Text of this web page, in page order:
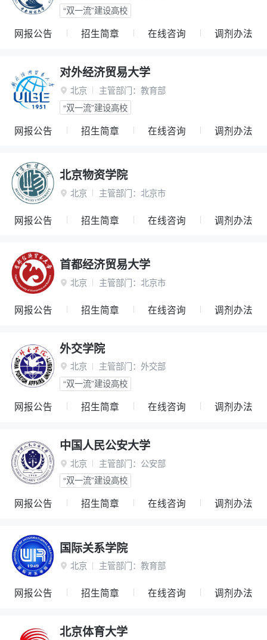
“双一流”建设高校
网报公告 招生简章 在线咨询 调剂办法
对外经济贸易大学
 北京 主管部门： 教育部
“双一流”建设高校
网报公告 招生简章 在线咨询 调剂办法
北京物资学院
 北京 主管部门： 北京市
网报公告 招生简章 在线咨询 调剂办法
首都经济贸易大学
 北京 主管部门： 北京市
网报公告 招生简章 在线咨询 调剂办法
外交学院
 北京 主管部门： 外交部
“双一流”建设高校
网报公告 招生简章 在线咨询 调剂办法
中国人民公安大学
 北京 主管部门： 公安部
“双一流”建设高校
网报公告 招生简章 在线咨询 调剂办法
国际关系学院
 北京 主管部门： 教育部
网报公告 招生简章 在线咨询 调剂办法
北京体育大学